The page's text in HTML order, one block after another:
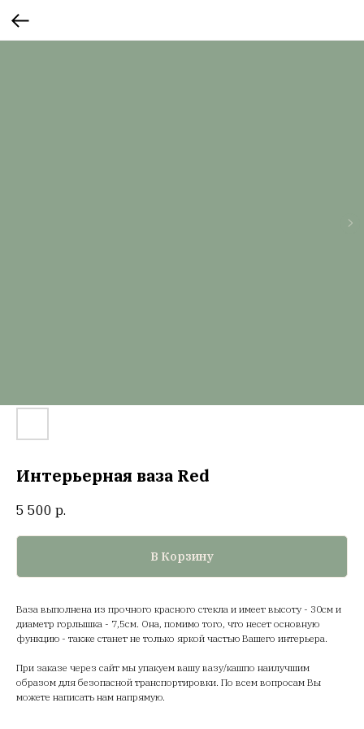
Интерьерная ваза Red
5 500 р.
В Корзину
Ваза выполнена из прочного красного стекла и имеет высоту - 30см и
диаметр горлышка - 7,5см. Она, помимо того, что несет основную
функцию - также станет не только яркой частью Вашего интерьера.
При заказе через сайт мы упакуем вашу вазу/кашпо наилучшим
образом для безопасной транспортировки. По всем вопросам Вы
можете написать нам напрямую.